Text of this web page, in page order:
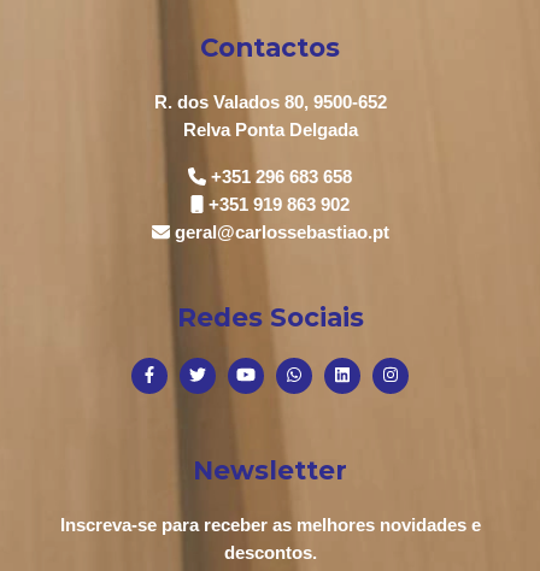
Contactos
R. dos Valados 80, 9500-652
Relva Ponta Delgada
+351 296 683 658
+351 919 863 902
geral@carlossebastiao.pt
Redes Sociais
Newsletter
Inscreva-se para receber as melhores novidades e
descontos.